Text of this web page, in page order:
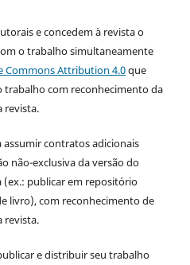
e concedem à revista o
o trabalho simultaneamente
Commons Attribution 4.0que
com reconhecimento da
revista.
contratos adicionais
não-exclusiva da versão do
publicar em repositório
livro), com reconhecimento de
revista.
e distribuir seu trabalho